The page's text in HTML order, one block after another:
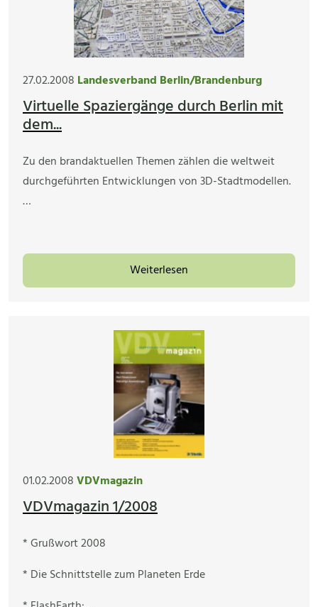
27.02.2008 Landesverband Berlin/Brandenburg
Virtuelle Spaziergänge durch Berlin mit
dem...
Zu den brandaktuellen Themen zählen die weltweit
durchgeführten Entwicklungen von 3D-Stadtmodellen.
…
Weiterlesen
01.02.2008VDVmagazin
VDVmagazin 1/2008
* Grußwort 2008
* Die Schnittstelle zum Planeten Erde